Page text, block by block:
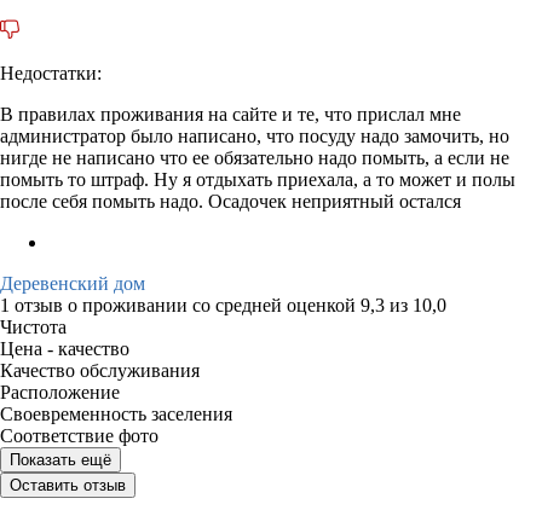
Недостатки:
В правилах проживания на сайте и те, что прислал мне
администратор было написано, что посуду надо замочить, но
нигде не написано что ее обязательно надо помыть, а если не
помыть то штраф. Ну я отдыхать приехала, а то может и полы
после себя помыть надо. Осадочек неприятный остался
Деревенский дом
1 отзыв о проживании со средней оценкой 9,3 из 10,0
Чистота
Цена - качество
Качество обслуживания
Расположение
Своевременность заселения
Соответствие фото
Показать ещё
Оставить отзыв